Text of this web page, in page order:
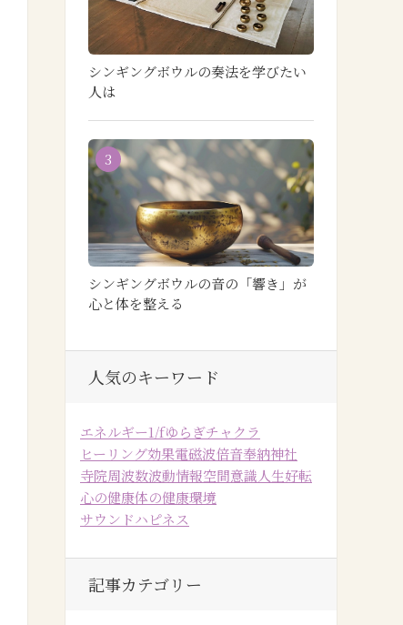
シンギングボウルの奏法を学びたい
人は
3
シンギングボウルの音の「響き」が
心と体を整える
人気のキーワード
エネルギー1/fゆらぎチャクラ
ヒーリング効果電磁波倍音奉納神社
寺院周波数波動情報空間意識人生好転
心の健康体の健康環境
サウンドハピネス
記事カテゴリー